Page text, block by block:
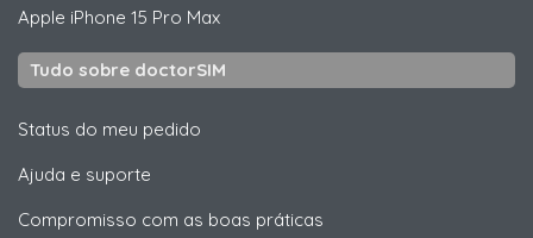
Apple iPhone 15 Pro Max
Tudo sobre doctorSIM
Status do meu pedido
Ajuda e suporte
Compromisso com as boas práticas